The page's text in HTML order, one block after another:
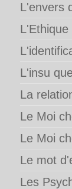
L'envers
L'insu
La
Le Moi
Le Moi
Le mot
Les